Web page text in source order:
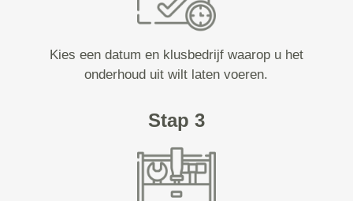
Kies een datum en klusbedrijf waarop u het
onderhoud uit wilt laten voeren.
Stap 3